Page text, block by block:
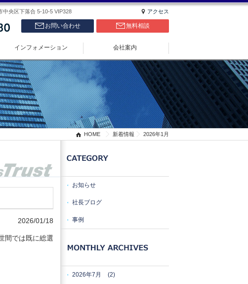
中央区下落合 5-10-5 VIP328 アクセス
無料相談
お問い合わせ
インフォメーション 会社案内
HOME 新着情報 2026年1月
2026/01/18
間では既に総選
お知らせ
社長ブログ
事例
2026年7月 (2)